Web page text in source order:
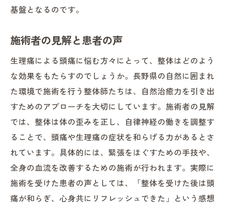
基盤となるのです。
施術者の見解と患者の声
生理痛による頭痛に悩む方々にとって、整体はどのよう
な効果をもたらすのでしょうか。長野県の自然に囲まれ
た環境で施術を行う整体師たちは、自然治癒力を引き出
すためのアプローチを大切にしています。施術者の見解
では、整体は体の歪みを正し、自律神経の働きを調整す
ることで、頭痛や生理痛の症状を和らげる力があるとさ
れています。具体的には、緊張をほぐすための手技や、
全身の血流を改善するための施術が行われます。実際に
施術を受けた患者の声としては、「整体を受けた後は頭
痛が和らぎ、心身共にリフレッシュできた」という感想